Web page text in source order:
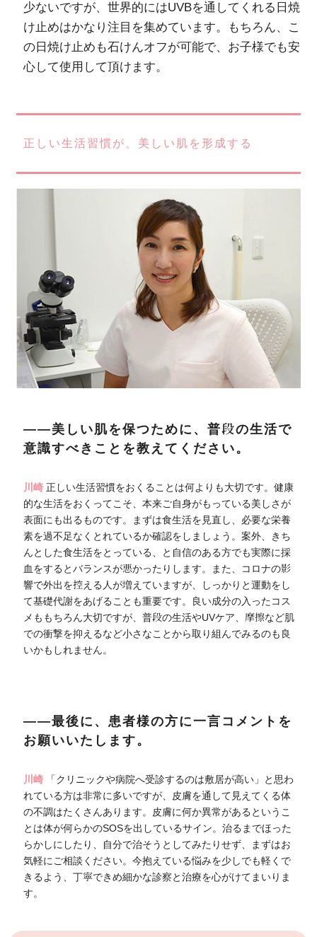
少ないですが、世界的にはUVBを通してくれる日焼
け止めはかなり注目を集めています。もちろん、こ
の日焼け止めも石けんオフが可能で、お子様でも安
心して使用して頂けます。
正しい生活習慣が、美しい肌を形成する
――美しい肌を保つために、普段の生活で
意識すべきことを教えてください。
川崎正しい生活習慣をおくることは何よりも大切です。健康
的な生活をおくってこそ、本来ご自身がもっている美しさが
表面にも出るものです。まずは食生活を見直し、必要な栄養
素を過不足なくとれているか確認をしましょう。案外、きち
んとした食生活をとっている、と自信のある方でも実際に採
血をするとバランスが悪かったりします。また、コロナの影
響で外出を控える人が増えていますが、しっかりと運動をし
て基礎代謝をあげることも重要です。良い成分の入ったコス
メももちろん大切ですが、普段の生活やUVケア、摩擦など肌
での衝撃を抑えるなど小さなことから取り組んでみるのも良
いかもしれません。
――最後に、患者様の方に一言コメントを
お願いいたします。
川崎
「クリニックや病院へ受診するのは敷居が高い」と思わ
れている方は非常に多いですが、皮膚を通して見えてくる体
の不調はたくさんあります。皮膚に何か異常があるというこ
とは体が何らかのSOSを出しているサイン。治るまでほった
らかしにしたり、自分で治そうとしてみたりせず、まずはお
気軽にご相談ください。今抱えている悩みを少しでも軽くで
きるよう、丁寧できめ細かな診察と治療を心がけてまいりま
す。